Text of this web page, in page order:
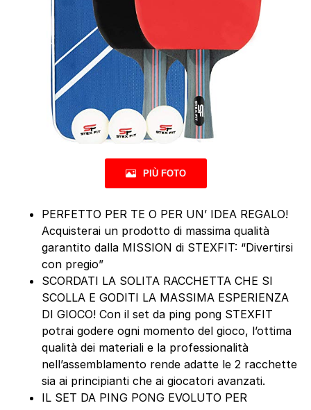
PIÙ FOTO
PERFETTO PER TE O PER UN’ IDEA REGALO!
Acquisterai un prodotto di massima qualità
garantito dalla MISSION di STEXFIT: “Divertirsi
con pregio”
SCORDATI LA SOLITA RACCHETTA CHE SI
SCOLLA E GODITI LA MASSIMA ESPERIENZA
DI GIOCO! Con il set da ping pong STEXFIT
potrai godere ogni momento del gioco, l’ottima
qualità dei materiali e la professionalità
nell’assemblamento rende adatte le 2 racchette
sia ai principianti che ai giocatori avanzati.
IL SET DA PING PONG EVOLUTO PER